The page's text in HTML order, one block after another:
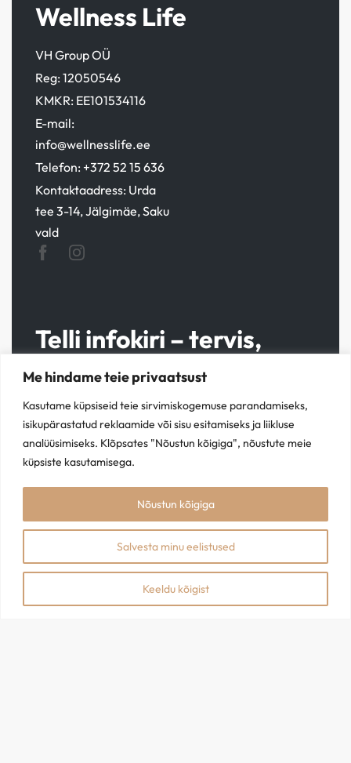
Me hindame teie privaatsust
Kasutame küpsiseid teie sirvimiskogemuse parandamiseks,
isikupärastatud reklaamide või sisu esitamiseks ja liikluse
analüüsimiseks. Klõpsates "Nõustun kõigiga", nõustute meie
küpsiste kasutamisega.
Salvesta minu eelistused
Keeldu kõigist
Nõustun kõigiga
Wellness Life
VH Group OÜ
Reg: 12050546
KMKR: EE101534116
E-mail:
info@wellnesslife.ee
Telefon: +372 52 15 636
Kontaktaadress: Urda
tee 3-14, Jälgimäe, Saku
vald
Telli infokiri – tervis,
nipid ja pakkumised otse
postkasti!
Ära maga maha eripakkumisi – liitu kohe! Meie kirjad on
harvad, aga väärtuslikud.
Pood